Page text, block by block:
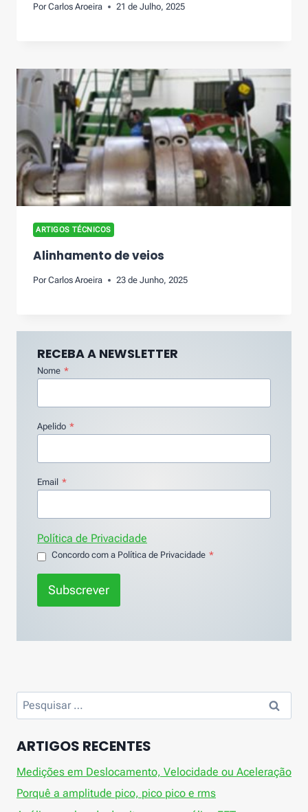
Por Carlos Aroeira 21 de Julho, 2025
ARTIGOS TÉCNICOS
Alinhamento de veios
Por Carlos Aroeira 23 de Junho, 2025
RECEBA A NEWSLETTER
Nome *
Apelido *
Email *
Política de Privacidade
Concordo com a Política de Privacidade *
Subscrever
Pesquisar
por:
ARTIGOS RECENTES
Medições em Deslocamento, Velocidade ou Aceleração
Porquê a amplitude pico, pico pico e rms